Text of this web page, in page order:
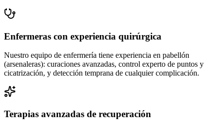
Enfermeras con experiencia quirúrgica
Nuestro equipo de enfermería tiene experiencia en pabellón
(arsenaleras): curaciones avanzadas, control experto de puntos y
cicatrización, y detección temprana de cualquier complicación.
Terapias avanzadas de recuperación